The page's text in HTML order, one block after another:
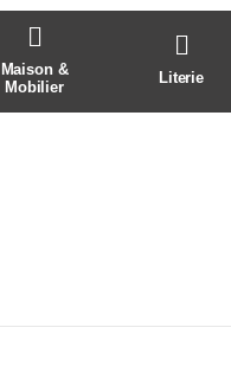
Maison &
Mobilier
Literie